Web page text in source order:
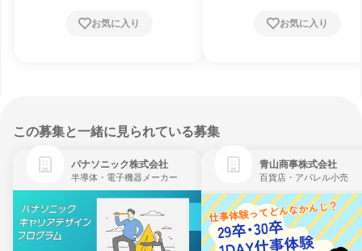
お気に入り お気に入り
この募集と一緒に見られている募集
パナソニック株式会社
半導体・電子機器メーカー
青山商事株式会社
百貨店・アパレル小売